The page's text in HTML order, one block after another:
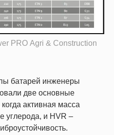
PRO Agri & Construction
батарей инженеры
две основные
активная масса
углерода, и HVR –